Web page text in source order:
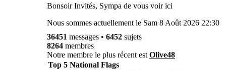
Bonsoir Invités, Sympa de vous voir ici
Nous sommes actuellement le Sam 8 Août 2026 22:30
36451 messages • 6452 sujets
8264 membres
Notre membre le plus récent est Olive48
Top 5 National Flags